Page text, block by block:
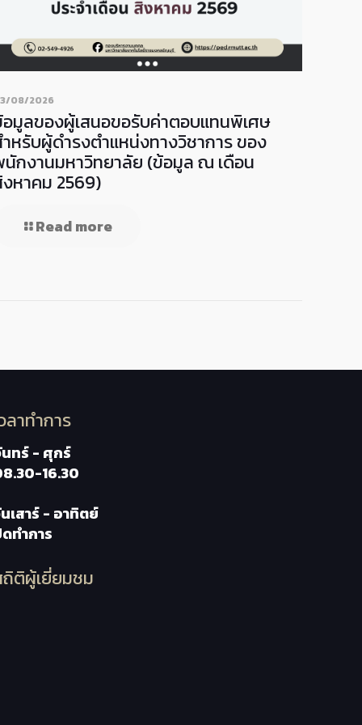
08/2026
มูลของผู้เสนอขอรับค่าตอบแทนพิเศษ
หรับผู้ดำรงตำแหน่งทางวิชาการ ของ
กงานมหาวิทยาลัย (ข้อมูล ณ เดือน
หาคม 2569)
Read more
ลาทำการ
ทร์ - ศุกร์
16.30
เสาร์ - อาทิตย์
ทำการ
ติผู้เยี่ยมชม